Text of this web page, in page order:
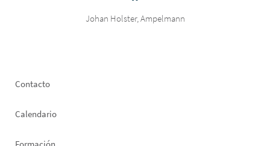
Johan Holster, Ampelmann
Footer
Contacto
Calendario